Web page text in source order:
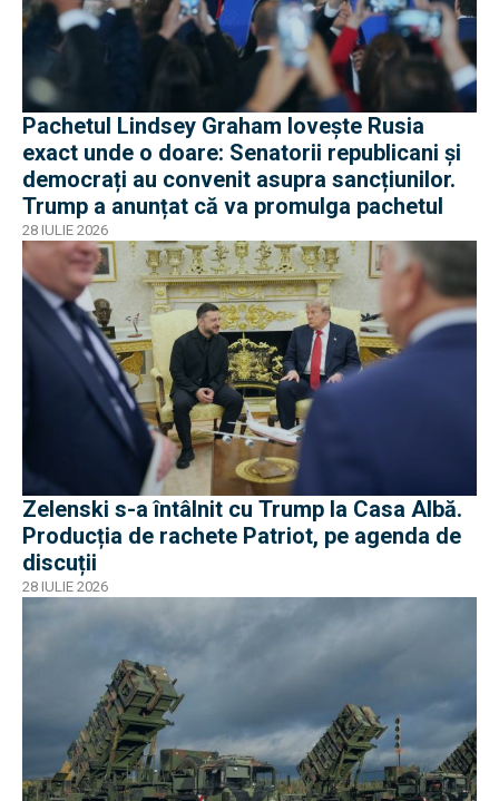
Pachetul Lindsey Graham lovește Rusia
exact unde o doare: Senatorii republicani și
democrați au convenit asupra sancțiunilor.
Trump a anunțat că va promulga pachetul
28 IULIE 2026
Zelenski s-a întâlnit cu Trump la Casa Albă.
Producția de rachete Patriot, pe agenda de
discuții
28 IULIE 2026